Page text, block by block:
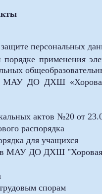
персональных
применения
ДО ДХШ «Хоровая
актов №20 от
распорядка
для учащихся
МАУ ДО ДХШ "Хоровая
спорам